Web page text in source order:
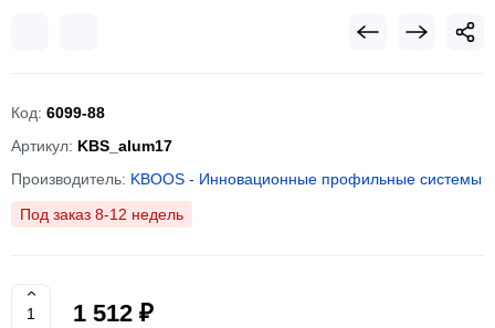
Код: 6099-88
Артикул: KBS_alum17
Производитель: KBOOS - Инновационные профильные системы
Под заказ 8-12 недель
1 512 ₽